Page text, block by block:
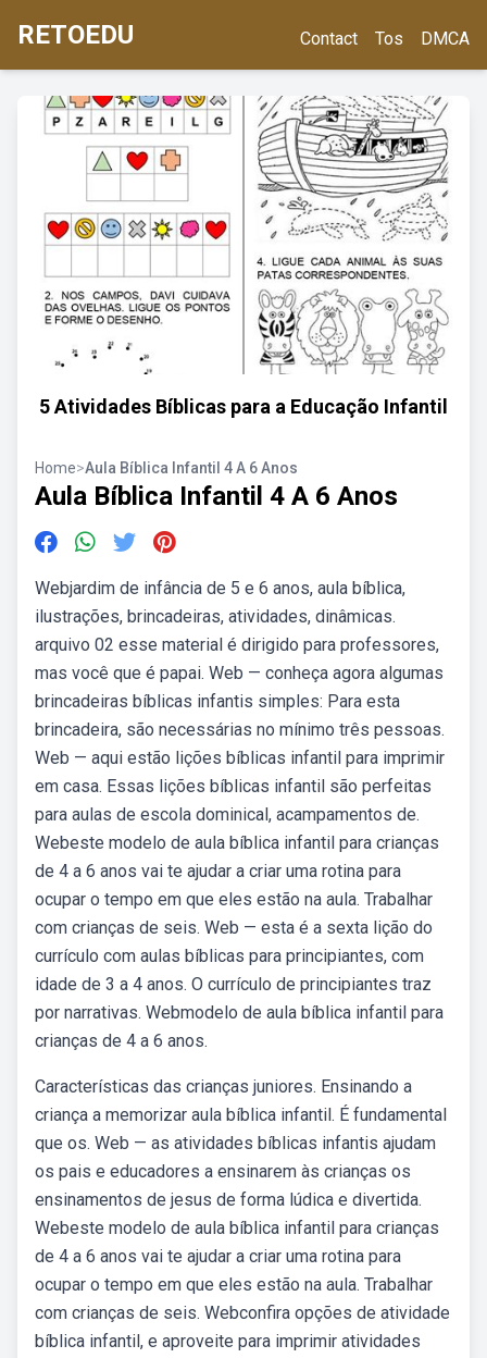
RETOEDU Contact Tos DMCA
5 Atividades Bíblicas para a Educação Infantil
Home>Aula Bíblica Infantil 4 A 6 Anos
Aula Bíblica Infantil 4 A 6 Anos
Webjardim de infância de 5 e 6 anos, aula bíblica,
ilustrações, brincadeiras, atividades, dinâmicas.
arquivo 02 esse material é dirigido para professores,
mas você que é papai. Web — conheça agora algumas
brincadeiras bíblicas infantis simples: Para esta
brincadeira, são necessárias no mínimo três pessoas.
Web — aqui estão lições bíblicas infantil para imprimir
em casa. Essas lições bíblicas infantil são perfeitas
para aulas de escola dominical, acampamentos de.
Webeste modelo de aula bíblica infantil para crianças
de 4 a 6 anos vai te ajudar a criar uma rotina para
ocupar o tempo em que eles estão na aula. Trabalhar
com crianças de seis. Web — esta é a sexta lição do
currículo com aulas bíblicas para principiantes, com
idade de 3 a 4 anos. O currículo de principiantes traz
por narrativas. Webmodelo de aula bíblica infantil para
crianças de 4 a 6 anos.
Características das crianças juniores. Ensinando a
criança a memorizar aula bíblica infantil. É fundamental
que os. Web — as atividades bíblicas infantis ajudam
os pais e educadores a ensinarem às crianças os
ensinamentos de jesus de forma lúdica e divertida.
Webeste modelo de aula bíblica infantil para crianças
de 4 a 6 anos vai te ajudar a criar uma rotina para
ocupar o tempo em que eles estão na aula. Trabalhar
com crianças de seis. Webconfira opções de atividade
bíblica infantil, e aproveite para imprimir atividades